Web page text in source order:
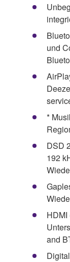
und
*
DSD
192
HDMI
and